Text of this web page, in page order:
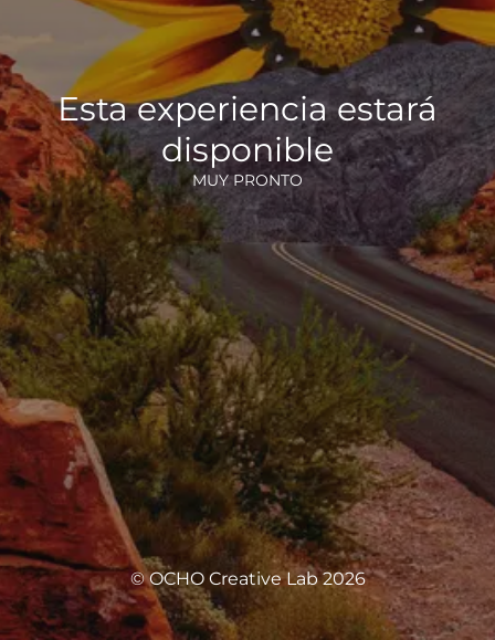
Esta experiencia estará
disponible
MUY PRONTO
© OCHO Creative Lab 2026